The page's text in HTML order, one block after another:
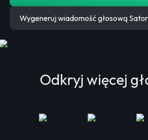
Wygeneruj wiadomość głosową
Odkryj więcej